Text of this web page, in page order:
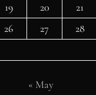
19 20 21
26 27 28
« May